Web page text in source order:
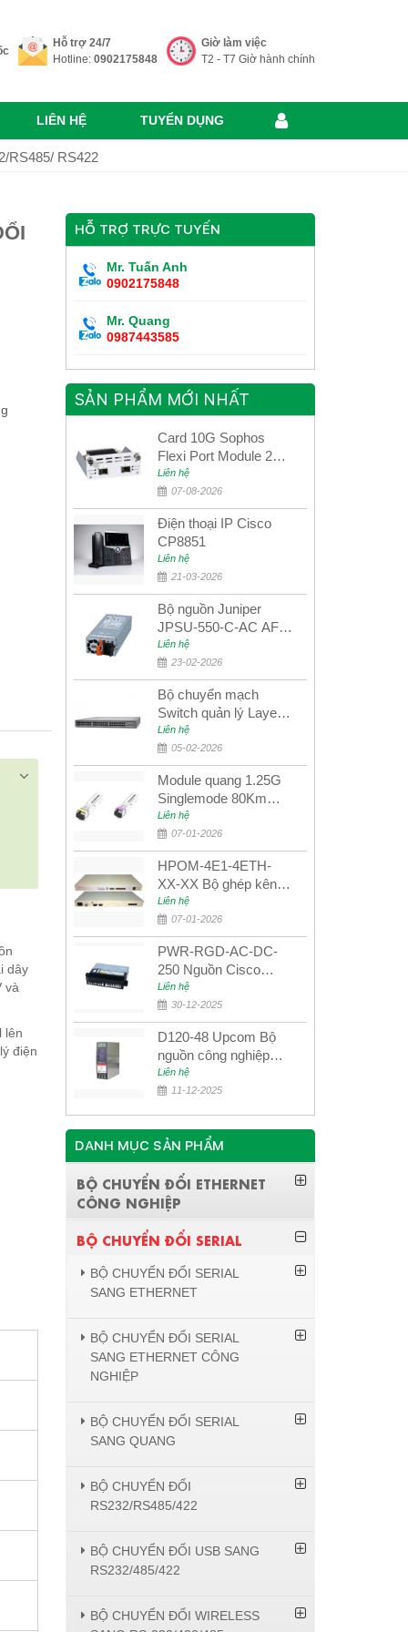
Hỗ trợ 24/7
Hotline: 0902175848
Giờ làm việc
T2 - T7 Giờ hành chính
LIÊN HỆ TUYỂN DỤNG
RS485/ RS422
dây
và
lên
điện
HỖ TRỢ TRỰC TUYẾN
Mr. Tuấn Anh
0902175848
Mr. Quang
0987443585
SẢN PHẨM MỚI NHẤT
Card 10G Sophos
Flexi Port Module 2
port 10GbE SFP+
SGMOD2F2PUR
2port 10GbE SFP+
Liên hệ
07-08-2026
Điện thoại IP Cisco
CP8851
Liên hệ
21-03-2026
Bộ nguồn Juniper
JPSU-550-C-AC AFO
nguồn AC công suất
550W dùng cho dòng
switch Juniper
Networks EX4400
Liên hệ
23-02-2026
Bộ chuyển mạch
Switch quản lý Layer 3
Juniper QFX5100-48S
Liên hệ
05-02-2026
Module quang 1.25G
Singlemode 80Km
UPCOM MWS-12-45-
80AD/MWS-12-54-
80BD
Liên hệ
07-01-2026
HPOM-4E1-4ETH-
XX-XX Bộ ghép kênh
quang quản lý SDH
4E1+4ETH+RS232
Liên hệ
07-01-2026
PWR-RGD-AC-DC-
250 Nguồn Cisco
Industrial 250W
PoE/PoE+
Liên hệ
30-12-2025
D120-48 Upcom Bộ
nguồn công nghiệp
đầu ra đơn 120W
48VDC
Liên hệ
11-12-2025
DANH MỤC SẢN PHẨM
BỘ CHUYỂN ĐỔI ETHERNET
CÔNG NGHIỆP
BỘ CHUYỂN ĐỔI SERIAL
BỘ CHUYỂN ĐỔI SERIAL
SANG ETHERNET
BỘ CHUYỂN ĐỔI SERIAL
SANG ETHERNET CÔNG
NGHIỆP
BỘ CHUYỂN ĐỔI SERIAL
SANG QUANG
BỘ CHUYỂN ĐỔI
RS232/RS485/422
BỘ CHUYỂN ĐỔI USB SANG
RS232/485/422
BỘ CHUYỂN ĐỔI WIRELESS